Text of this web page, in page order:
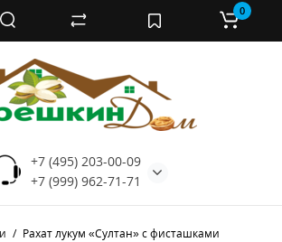
+7 (495) 203-00-09
+7 (999) 962-71-71
0
Рахат лукум «Султан» с фисташками